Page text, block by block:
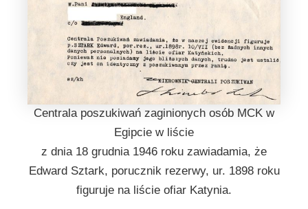
Centrala poszukiwań zaginionych osób MCK w
Egipcie w liście
z dnia 18 grudnia 1946 roku zawiadamia, że
Edward Sztark, porucznik rezerwy, ur. 1898 roku
figuruje na liście ofiar Katynia.